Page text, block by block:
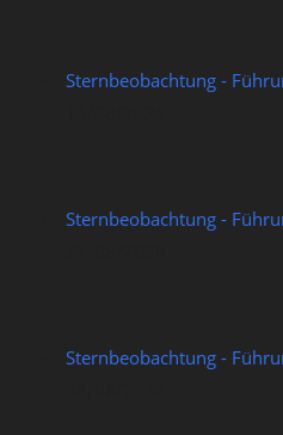
Sternbeobachtung -
Sternbeobachtung -
Sternbeobachtung -